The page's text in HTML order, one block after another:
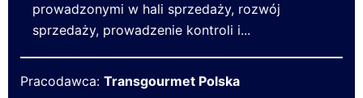
prowadzonymi w hali sprzedaży, rozwój
sprzedaży, prowadzenie kontroli i...
Pracodawca: Transgourmet Polska